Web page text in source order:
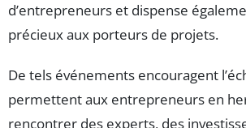
d’entrepreneurs et dispense
précieux aux porteurs de projets.
De tels événements encouragent
permettent aux entrepreneurs en
rencontrer des experts, des